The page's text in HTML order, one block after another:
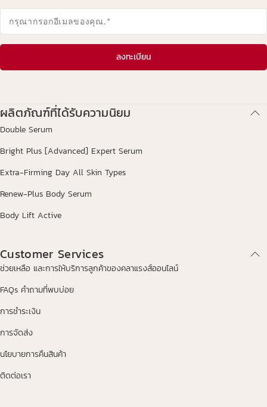
กรุณากรอกอีเมลของคุณ.*
ลงทะเบียน
ผลิตภัณฑ์ที่ได้รับความนิยม
Double Serum
Bright Plus [Advanced] Expert Serum
Extra-Firming Day All Skin Types
Renew-Plus Body Serum
Body Lift Active
Customer Services
ช่วยเหลือ และการให้บริการลูกค้าของคลาแรงส์ออนไลน์
FAQs คำถามที่พบบ่อย
การชำระเงิน
การจัดส่ง
นโยบายการคืนสินค้า
ติดต่อเรา